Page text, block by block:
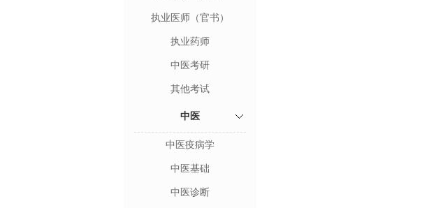
执业医师（官书）
执业药师
中医考研
其他考试
中医
中医疫病学
中医基础
中医诊断